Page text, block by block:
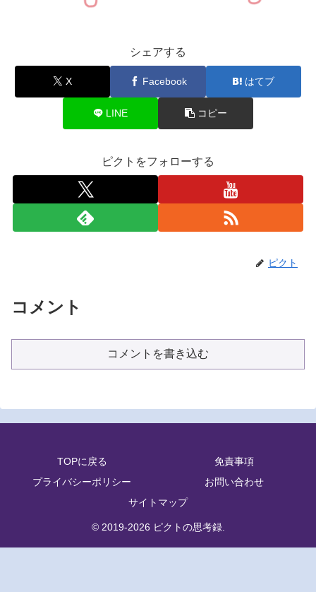
シェアする
X Facebook はてブ
LINE コピー
ピクトをフォローする
ピクト
コメント
コメントを書き込む
TOPに戻る
免責事項
プライバシーポリシー
お問い合わせ
サイトマップ
© 2019-2026 ピクトの思考録.